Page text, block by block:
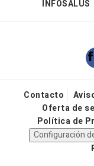
INFOSALUS
Contacto
Oferta de
Política de
Configuración